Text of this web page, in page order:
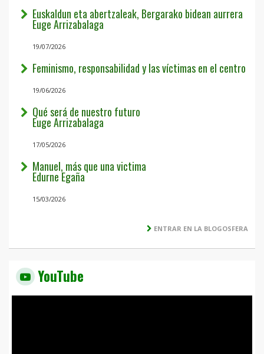
Euskaldun eta abertzaleak, Bergarako bidean aurrera
Euge Arrizabalaga
19/07/2026
Feminismo, responsabilidad y las víctimas en el centro
19/06/2026
Qué será de nuestro futuro
Euge Arrizabalaga
17/05/2026
Manuel, más que una victima
Edurne Egaña
15/03/2026
ENTRAR EN LA BLOGOSFERA
YouTube